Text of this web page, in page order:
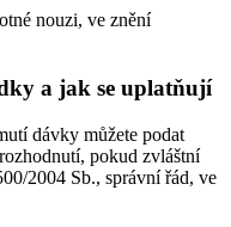
nouzi, ve znění
a jak se uplatňují
dávky můžete podat
pokud zvláštní
2004 Sb., správní řád, ve